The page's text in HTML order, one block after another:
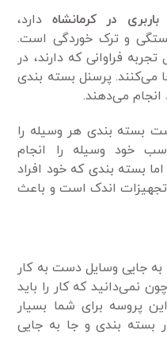
باربری در کرمانشاه دارد،
و ترک خوردگی است.
فراوانی که دارند، در
می‌کنند. پرسنل بسته بندی
انجام می‌دهند.
بسته بندی هر وسیله را
خود وسیله را انجام
بسته بندی که خود افراد
تجهیزات اندک است و باعث
به جایی وسایل دست به کار
نمی‌دانید که کار را باید
پروسه برای شما بسیار
بسته بندی و جا به جایی